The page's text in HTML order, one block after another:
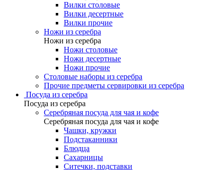
Вилки столовые
Вилки десертные
Вилки прочие
Ножи из серебра
Ножи из серебра
Ножи столовые
Ножи десертные
Ножи прочие
Столовые наборы из серебра
Прочие предметы сервировки из серебра
Посуда из серебра
Посуда из серебра
Серебряная посуда для чая и кофе
Серебряная посуда для чая и кофе
Чашки, кружки
Подстаканники
Блюдца
Сахарницы
Ситечки, подставки